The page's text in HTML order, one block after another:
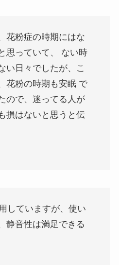
花粉症の時期にはな
思っていて、 ない時
い日々でしたが、こ
花粉の時期も安眠 で
ので、迷ってる人が
損はないと思うと伝
していますが、使い
静音性は満足できる